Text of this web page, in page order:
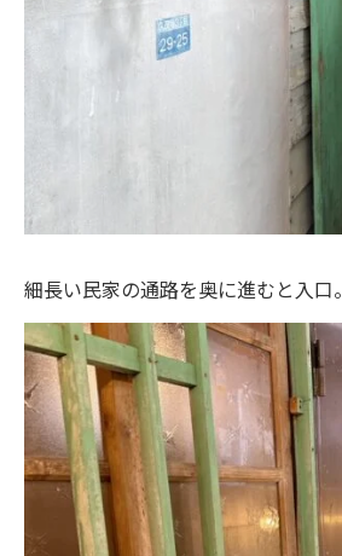
細長い民家の通路を奥に進むと入口。